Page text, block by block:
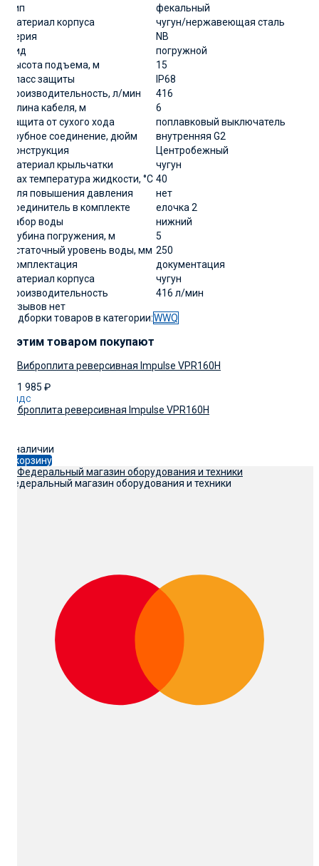
Тип
фекальный
Материал корпуса
чугун/нержавеющая сталь
Серия
NB
Вид
погружной
Высота подъема, м
15
Класс защиты
IP68
Производительность, л/мин
416
Длина кабеля, м
6
Защита от сухого хода
поплавковый выключатель
Трубное соединение, дюйм
внутренняя G2
Конструкция
Центробежный
Материал крыльчатки
чугун
Мах температура жидкости, °С 40
Для повышения давления
нет
Соединитель в комплекте
елочка 2
Забор воды
нижний
Глубина погружения, м
5
Остаточный уровень воды, мм 250
Комплектация
документация
Материал корпуса
чугун
Производительность
416 л/мин
Отзывов нет
Подборки товаров в категории:WWQ
C этим товаром покупают
131 985 ₽
с НДС
Виброплита реверсивная Impulse VPR160H
В наличии
В корзину
Федеральный магазин оборудования и техники